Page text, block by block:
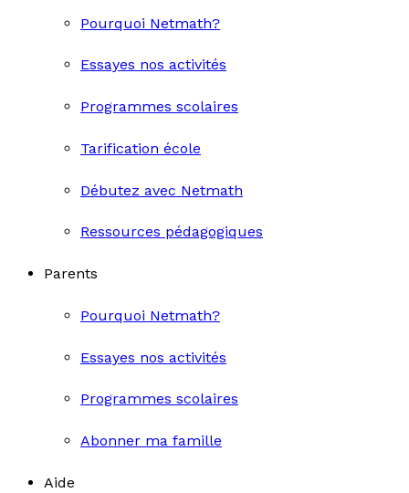
Pourquoi Netmath?
Essayes nos activités
Programmes scolaires
Tarification école
Débutez avec Netmath
Ressources pédagogiques
Parents
Pourquoi Netmath?
Essayes nos activités
Programmes scolaires
Abonner ma famille
Aide